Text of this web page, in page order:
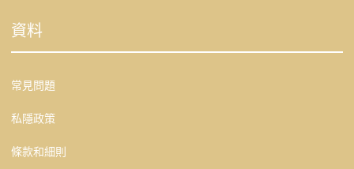
資料
常見問題
私隱政策
條款和細則